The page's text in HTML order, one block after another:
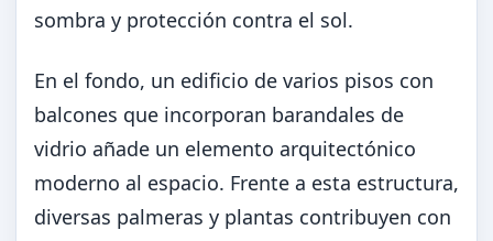
sombra y protección contra el sol.
En el fondo, un edificio de varios pisos con
balcones que incorporan barandales de
vidrio añade un elemento arquitectónico
moderno al espacio. Frente a esta estructura,
diversas palmeras y plantas contribuyen con